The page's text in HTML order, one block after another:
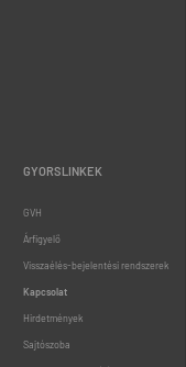
GYORSLINKEK
GVH
Árfigyelő
Visszaélés-bejelentési rendszerek
Kapcsolat
Hirdetmények
Sajtószoba